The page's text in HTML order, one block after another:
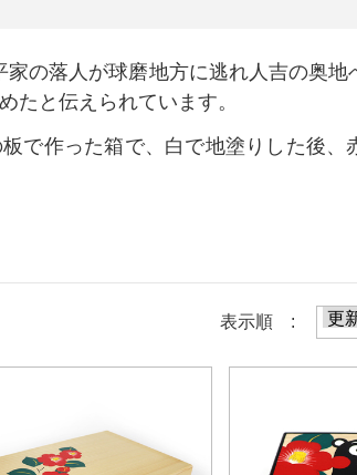
の落人が球磨地方に逃れ人吉の奥地
たと伝えられています。
で作った箱で、白で地塗りした後、
表示順 :